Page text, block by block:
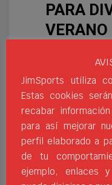
PARA
VERANO
los deportes
practicados en
que este es
divertirse en
las piscinas,
de ocio los
de mesa para
acceso a ella.
JimSports utiliza
Estas cookies
recabar
para así mejorar
perfil elaborado a
de tu
ejemplo, enlaces